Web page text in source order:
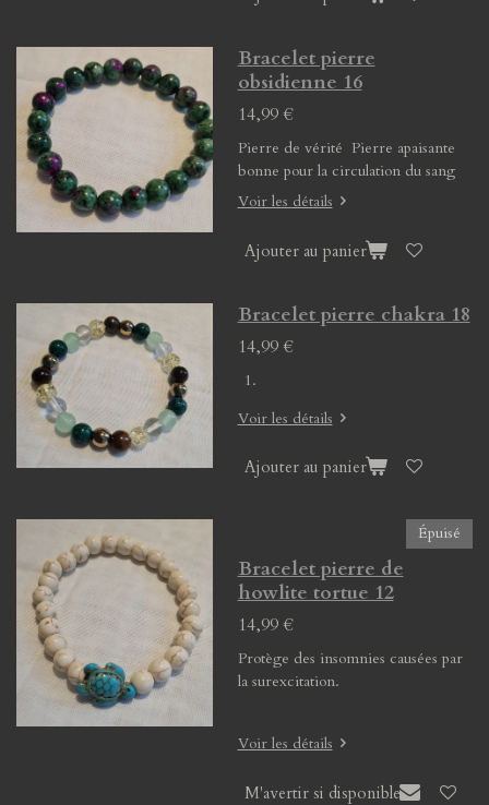
Bracelet pierre
obsidienne 16
14,99 €
Pierre de vérité Pierre apaisante
bonne pour la circulation du sang
Voir les détails
Ajouter au panier
Bracelet pierre chakra 18
14,99 €
Voir les détails
Ajouter au panier
Épuisé
Bracelet pierre de
howlite tortue 12
14,99 €
Protège des insomnies causées par
la surexcitation.
Voir les détails
M'avertir si disponible